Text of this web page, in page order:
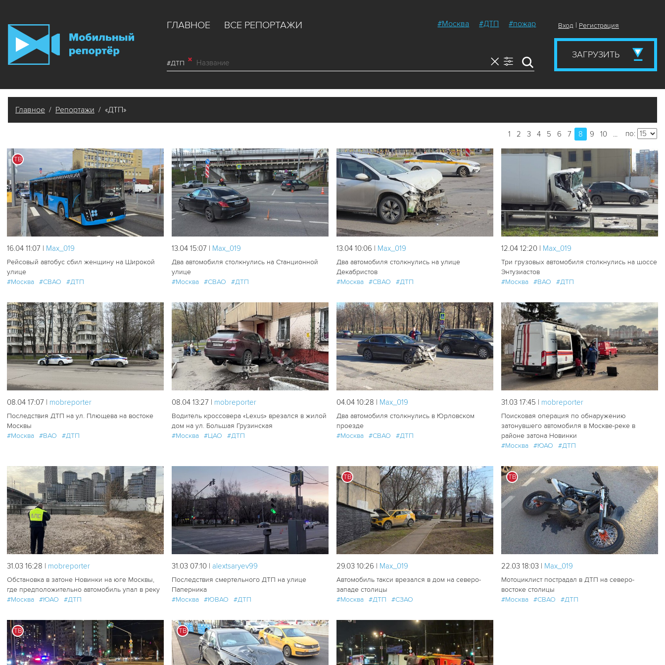
ГЛАВНОЕ ВСЕ РЕПОРТАЖИ #Москва #ДТП #пожар Вход | Регистрация
#ДТП
ЗАГРУЗИТЬ
Главное / Репортажи / «ДТП»
по:
1 2 3 4 5 6 7 8 9 10 ...
ТВ
228 2
16.04 11:07 | Мах_019
Рейсовый автобус сбил женщину на Широкой
улице
#Москва #СВАО #ДТП
176 0
13.04 15:07 | Мах_019
Два автомобиля столкнулись на Станционной
улице
#Москва #СВАО #ДТП
227 2
13.04 10:06 | Мах_019
Два автомобиля столкнулись на улице
Декабристов
#Москва #СВАО #ДТП
178 2
12.04 12:20 | Мах_019
Три грузовых автомобиля столкнулись на шоссе
Энтузиастов
#Москва #ВАО #ДТП
204 0
08.04 17:07 | mobreporter
Последствия ДТП на ул. Плющева на востоке
Москвы
#Москва #ВАО #ДТП
233 4
08.04 13:27 | mobreporter
Водитель кроссовера «Lexus» врезался в жилой
дом на ул. Большая Грузинская
#Москва #ЦАО #ДТП
163 0
04.04 10:28 | Мах_019
Два автомобиля столкнулись в Юрловском
проезде
#Москва #СВАО #ДТП
184 2
31.03 17:45 | mobreporter
Поисковая операция по обнаружению
затонувшего автомобиля в Москве-реке в
районе затона Новинки
#Москва #ЮАО #ДТП
175 3
31.03 16:28 | mobreporter
Обстановка в затоне Новинки на юге Москвы,
где предположительно автомобиль упал в реку
#Москва #ЮАО #ДТП
691 1
31.03 07:10 | alextsaryev99
Последствия смертельного ДТП на улице
Паперника
#Москва #ЮВАО #ДТП
ТВ
206 1
29.03 10:26 | Мах_019
Автомобиль такси врезался в дом на северо-
западе столицы
#Москва #ДТП #СЗАО
ТВ
22.03 18:03 | Мах_019
Мотоциклист пострадал в ДТП на северо-
востоке столицы
#Москва #СВАО #ДТП
ТВ ТВ